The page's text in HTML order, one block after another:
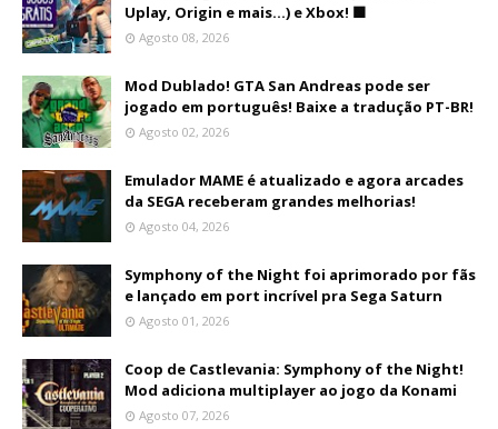
Uplay, Origin e mais...) e Xbox! 🟩
Agosto 08, 2026
Mod Dublado! GTA San Andreas pode ser
jogado em português! Baixe a tradução PT-BR!
Agosto 02, 2026
Emulador MAME é atualizado e agora arcades
da SEGA receberam grandes melhorias!
Agosto 04, 2026
Symphony of the Night foi aprimorado por fãs
e lançado em port incrível pra Sega Saturn
Agosto 01, 2026
Coop de Castlevania: Symphony of the Night!
Mod adiciona multiplayer ao jogo da Konami
Agosto 07, 2026